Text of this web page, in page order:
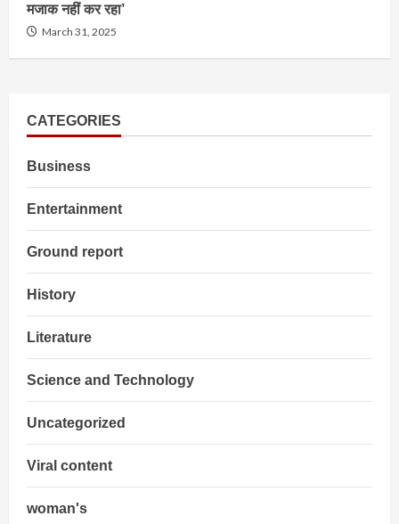
मजाक नहीं कर रहा’
March 31, 2025
CATEGORIES
Business
Entertainment
Ground report
History
Literature
Science and Technology
Uncategorized
Viral content
woman's